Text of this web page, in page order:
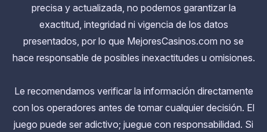
precisa y actualizada, no podemos garantizar la
exactitud, integridad ni vigencia de los datos
presentados, por lo que MejoresCasinos.com no se
hace responsable de posibles inexactitudes u omisiones.
Le recomendamos verificar la información directamente
con los operadores antes de tomar cualquier decisión. El
juego puede ser adictivo; juegue con responsabilidad. Si